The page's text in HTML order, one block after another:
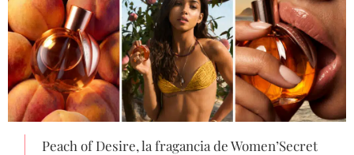
Peach of Desire, la fragancia de Women’Secret